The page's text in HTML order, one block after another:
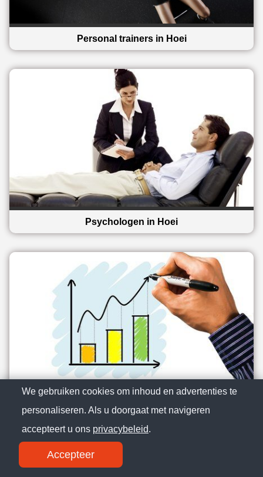
Personal trainers in Hoei
Psychologen in Hoei
Reclamebureaus in Hoei
We gebruiken cookies om inhoud en advertenties te
personaliseren. Als u doorgaat met navigeren
accepteert u ons privacybeleid.
Accepteer